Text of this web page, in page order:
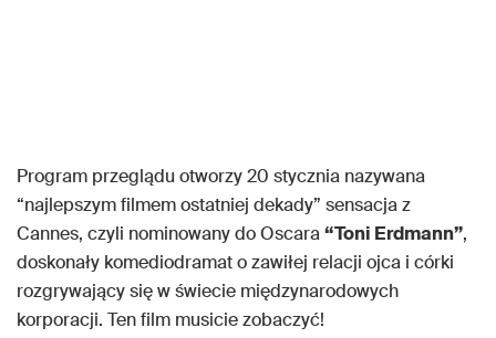
Program przeglądu otworzy 20 stycznia nazywana
“najlepszym filmem ostatniej dekady” sensacja z
Cannes, czyli nominowany do Oscara“Toni Erdmann”,
doskonały komediodramat o zawiłej relacji ojca i córki
rozgrywający się w świecie międzynarodowych
korporacji. Ten film musicie zobaczyć!